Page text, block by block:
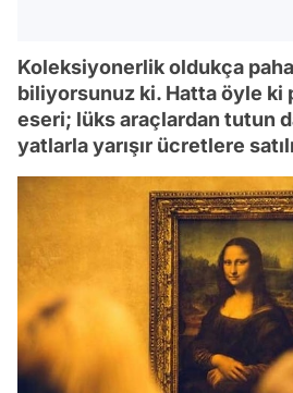
Koleksiyonerlik oldukça
biliyorsunuz ki. Hatta öyle ki
eseri; lüks araçlardan tutun
yatlarla yarışır ücretlere